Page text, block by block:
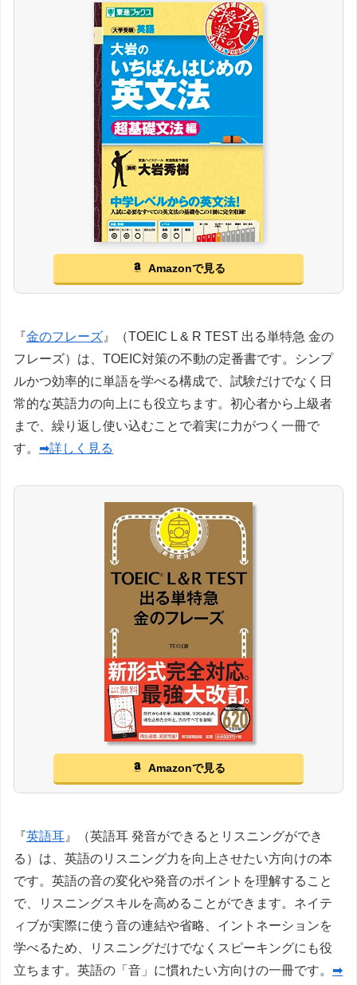
Amazonで見る
『金のフレーズ 』（TOEIC L & R TEST 出る単特急 金の
フレーズ）は、TOEIC対策の不動の定番書です。シンプ
ルかつ効率的に単語を学べる構成で、試験だけでなく日
常的な英語力の向上にも役立ちます。初心者から上級者
まで、繰り返し使い込むことで着実に力がつく一冊で
す。 ➡詳しく見る
Amazonで見る
『英語耳 』（英語耳 発音ができるとリスニングができ
る）は、英語のリスニング力を向上させたい方向けの本
です。英語の音の変化や発音のポイントを理解すること
で、リスニングスキルを高めることができます。ネイテ
ィブが実際に使う音の連結や省略、イントネーションを
学べるため、リスニングだけでなくスピーキングにも役
立ちます。英語の「音」に慣れたい方向けの一冊です。 ➡